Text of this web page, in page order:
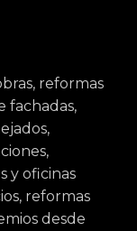
reformas
fachadas,
y oficinas
reformas
desde